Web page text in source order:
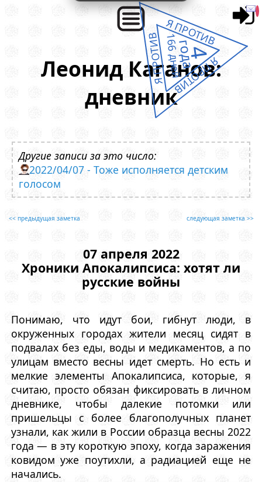
Леонид Каганов:
дневник
Другие записи за это число:
2022/04/07 - Тоже исполняется детским
голосом
<< предыдущая заметка следующая заметка >>
07 апреля 2022
Хроники Апокалипсиса: хотят ли
русские войны
Понимаю, что идут бои, гибнут люди, в
окруженных городах жители месяц сидят в
подвалах без еды, воды и медикаментов, а по
улицам вместо весны идет смерть. Но есть и
мелкие элементы Апокалипсиса, которые, я
считаю, просто обязан фиксировать в личном
дневнике, чтобы далекие потомки или
пришельцы с более благополучных планет
узнали, как жили в России образца весны 2022
года — в эту короткую эпоху, когда заражения
ковидом уже поутихли, а радиацией еще не
начались.
Я ПРОТИВ
Я ПРОТИВ
Я ПРОТИВ 4
года
166 дней